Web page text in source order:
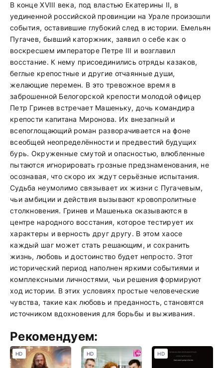
В конце XVIII века, под властью Екатерины II, в
уединенной российской провинции на Урале произошли
события, оставившие глубокий след в истории. Емельян
Пугачев, бывший каторжник, заявил о себе как о
воскресшем императоре Петре III и возглавил
восстание. К нему присоединились отряды казаков,
беглые крепостные и другие отчаянные души,
желающие перемен. В это тревожное время в
заброшенной Белогорской крепости молодой офицер
Петр Гринев встречает Машеньку, дочь командира
крепости капитана Миронова. Их внезапный и
всепоглощающий роман разворачивается на фоне
всеобщей неопределённости и предвестий будущих
бурь. Окруженные смутой и опасностью, влюбленные
пытаются игнорировать грозные предзнаменования, не
осознавая, что скоро их ждут серьёзные испытания.
Судьба неумолимо связывает их жизни с Пугачевым,
чьи амбиции и действия вызывают кровопролитные
столкновения. Гринев и Машенька оказываются в
центре народного восстания, которое тестирует их
характеры и верность друг другу. В этом хаосе
каждый шаг может стать решающим, и сохранить
жизнь, любовь и достоинство будет непросто. Этот
исторический период наполнен яркими событиями и
комплексными личностями, чьи решения формируют
ход истории. В этих условиях простые человеческие
чувства, такие как любовь и преданность, становятся
источником вдохновения для борьбы и выживания.
Рекомендуем:
HD HD HD